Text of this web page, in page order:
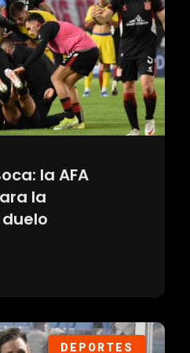
la AFA
la
DEPORTES